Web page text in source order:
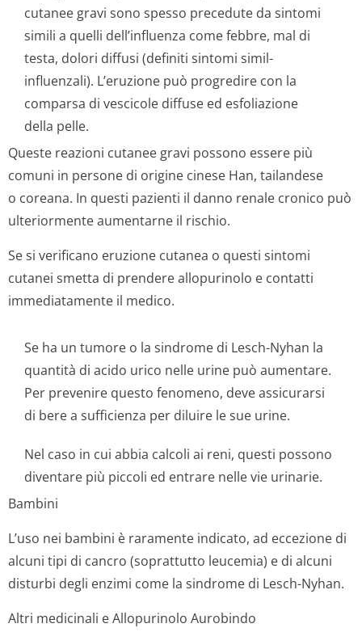
cutanee gravi sono spesso precedute da sintomi
simili a quelli dell’influenza come febbre, mal di
testa, dolori diffusi (definiti sintomi simil-
influenzali). L’eruzione può progredire con la
comparsa di vescicole diffuse ed esfoliazione
della pelle.
Queste reazioni cutanee gravi possono essere più
comuni in persone di origine cinese Han, tailandese
o coreana. In questi pazienti il danno renale cronico può
ulteriormente aumentarne il rischio.
Se si verificano eruzione cutanea o questi sintomi
cutanei smetta di prendere allopurinolo e contatti
immediatamente il medico.
Se ha un tumore o la sindrome di Lesch-Nyhan la
quantità di acido urico nelle urine può aumentare.
Per prevenire questo fenomeno, deve assicurarsi
di bere a sufficienza per diluire le sue urine.
Nel caso in cui abbia calcoli ai reni, questi possono
diventare più piccoli ed entrare nelle vie urinarie.
Bambini
L’uso nei bambini è raramente indicato, ad eccezione di
alcuni tipi di cancro (soprattutto leucemia) e di alcuni
disturbi degli enzimi come la sindrome di Lesch-Nyhan.
Altri medicinali e Allopurinolo Aurobindo